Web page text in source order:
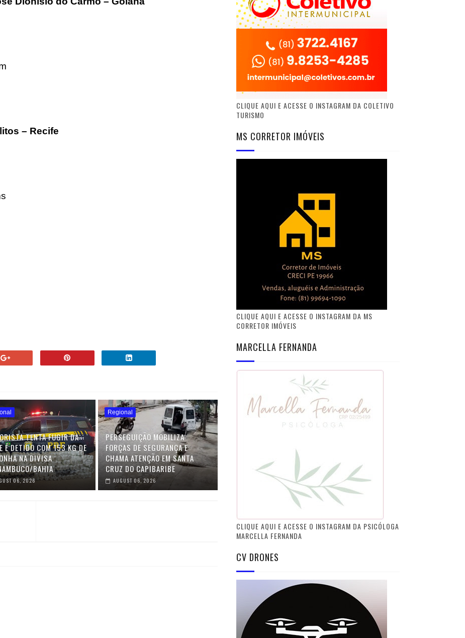
– Recife
TENTA FUGIR DA
É DETIDO COM 153 KG DE
NA DIVISA
BAHIA
06, 2026
Regional
PERSEGUIÇÃO MOBILIZA
FORÇAS DE SEGURANÇA E
CHAMA ATENÇÃO EM SANTA
CRUZ DO CAPIBARIBE
AUGUST 06, 2026
CLIQUE AQUI E ACESSE O INSTAGRAM DA COLETIVO
TURISMO
MS CORRETOR IMÓVEIS
CLIQUE AQUI E ACESSE O INSTAGRAM DA MS
CORRETOR IMÓVEIS
MARCELLA FERNANDA
CLIQUE AQUI E ACESSE O INSTAGRAM DA PSICÓLOGA
MARCELLA FERNANDA
CV DRONES